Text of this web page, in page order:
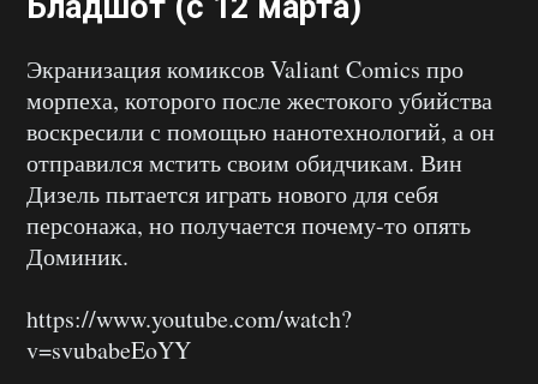
Экранизация комиксов Valiant Comics про
морпеха, которого после жестокого убийства
воскресили с помощью нанотехнологий, а он
отправился мстить своим обидчикам. Вин
Дизель пытается играть нового для себя
персонажа, но получается почему-то опять
Доминик.
https://www.youtube.com/watch?
v=svubabeEoYY